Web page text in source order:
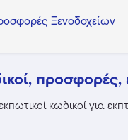
Ξενοδοχείων
προσφορές,
κωδικοί για